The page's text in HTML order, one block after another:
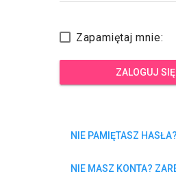
Zapamiętaj mnie:
ZALOGUJ SIĘ
NIE PAMIĘTASZ
NIE MASZ KONTA?